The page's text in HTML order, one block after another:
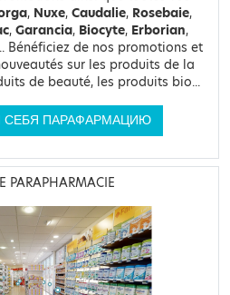
, Nuxe, Caudalie, Rosebaie,
, Garancia, Biocyte, Erborian,
Bénéficiez de nos promotions et
sur les produits de la
de beauté, les produits bio...
СЕБЯ ПАРАФАРМАЦИЮ
PARAPHARMACIE